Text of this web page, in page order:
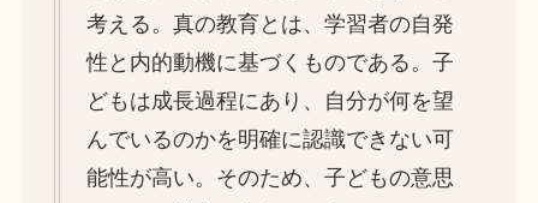
考える。真の教育とは、学習者の自発
性と内的動機に基づくものである。子
どもは成長過程にあり、自分が何を望
んでいるのかを明確に認識できない可
能性が高い。そのため、子どもの意思